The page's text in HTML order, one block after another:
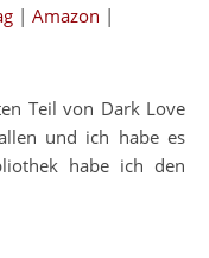
| Amazon |
Teil von Dark Love
und ich habe es
habe ich den